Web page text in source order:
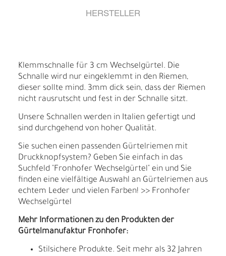
HERSTELLER
Klemmschnalle für 3 cm Wechselgürtel. Die
Schnalle wird nur eingeklemmt in den Riemen,
dieser sollte mind. 3mm dick sein, dass der Riemen
nicht rausrutscht und fest in der Schnalle sitzt.
Unsere Schnallen werden in Italien gefertigt und
sind durchgehend von hoher Qualität.
Sie suchen einen passenden Gürtelriemen mit
Druckknopfsystem? Geben Sie einfach in das
Suchfeld "Fronhofer Wechselgürtel" ein und Sie
finden eine vielfältige Auswahl an Gürtelriemen aus
echtem Leder und vielen Farben! >> Fronhofer
Wechselgürtel
Mehr Informationen zu den Produkten der
Gürtelmanufaktur Fronhofer:
Stilsichere Produkte. Seit mehr als 32 Jahren